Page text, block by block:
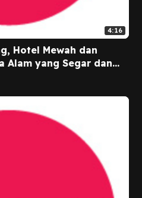
4:16
Hotel Mewah dan
Alam yang Segar dan